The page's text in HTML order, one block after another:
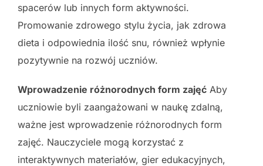
spacerów lub innych form aktywności.
Promowanie zdrowego stylu życia, jak zdrowa
dieta i odpowiednia ilość snu, również wpłynie
pozytywnie na rozwój uczniów.
Wprowadzenie różnorodnych form zajęć Aby
uczniowie byli zaangażowani w naukę zdalną,
ważne jest wprowadzenie różnorodnych form
zajęć. Nauczyciele mogą korzystać z
interaktywnych materiałów, gier edukacyjnych,